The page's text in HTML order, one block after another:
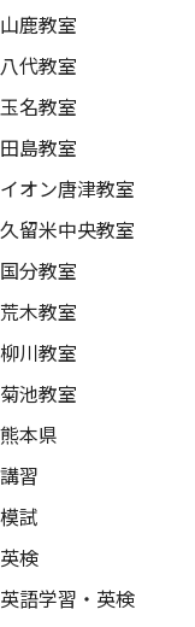
山鹿教室
八代教室
玉名教室
田島教室
イオン唐津教室
久留米中央教室
国分教室
荒木教室
柳川教室
菊池教室
熊本県
講習
模試
英検
英語学習・英検